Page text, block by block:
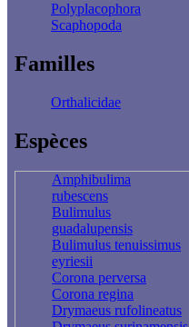
Polyplacophora
Scaphopoda
Familles
Orthalicidae
Espèces
Amphibulima
rubescens
Bulimulus
guadalupensis
Bulimulus tenuissimus
eyriesii
Corona perversa
Corona regina
Drymaeus rufolineatus